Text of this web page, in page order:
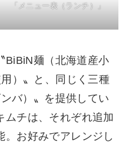
「メニュー表（ランチ）」
BiBiN麺（北海道産小
）〟と、同じく三種
バ）〟を提供してい
ムチは、それぞれ追加
。お好みでアレンジし